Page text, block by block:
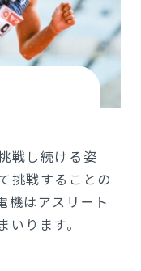
戦し続ける姿
挑戦することの
機はアスリート
ります。